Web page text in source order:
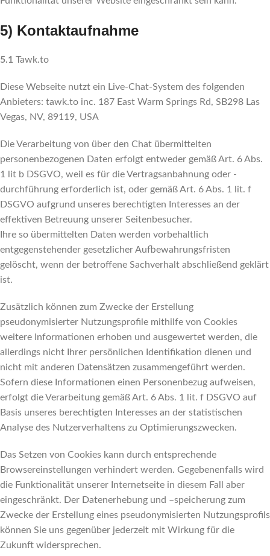
5) Kontaktaufnahme
5.1 Tawk.to
Diese Webseite nutzt ein Live-Chat-System des folgenden
Anbieters: tawk.to inc. 187 East Warm Springs Rd, SB298 Las
Vegas, NV, 89119, USA
Die Verarbeitung von über den Chat übermittelten
personenbezogenen Daten erfolgt entweder gemäß Art. 6 Abs.
1 lit b DSGVO, weil es für die Vertragsanbahnung oder -
durchführung erforderlich ist, oder gemäß Art. 6 Abs. 1 lit. f
DSGVO aufgrund unseres berechtigten Interesses an der
effektiven Betreuung unserer Seitenbesucher.
Ihre so übermittelten Daten werden vorbehaltlich
entgegenstehender gesetzlicher Aufbewahrungsfristen
gelöscht, wenn der betroffene Sachverhalt abschließend geklärt
ist.
Zusätzlich können zum Zwecke der Erstellung
pseudonymisierter Nutzungsprofile mithilfe von Cookies
weitere Informationen erhoben und ausgewertet werden, die
allerdings nicht Ihrer persönlichen Identifikation dienen und
nicht mit anderen Datensätzen zusammengeführt werden.
Sofern diese Informationen einen Personenbezug aufweisen,
erfolgt die Verarbeitung gemäß Art. 6 Abs. 1 lit. f DSGVO auf
Basis unseres berechtigten Interesses an der statistischen
Analyse des Nutzerverhaltens zu Optimierungszwecken.
Das Setzen von Cookies kann durch entsprechende
Browsereinstellungen verhindert werden. Gegebenenfalls wird
die Funktionalität unserer Internetseite in diesem Fall aber
eingeschränkt. Der Datenerhebung und –speicherung zum
Zwecke der Erstellung eines pseudonymisierten Nutzungsprofils
können Sie uns gegenüber jederzeit mit Wirkung für die
Zukunft widersprechen.